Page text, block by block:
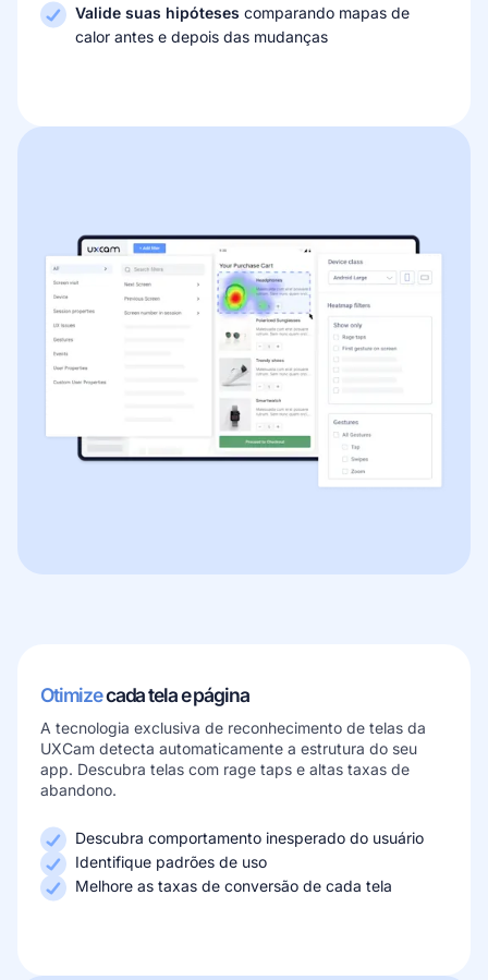
Valide suas hipóteses comparando mapas de
calor antes e depois das mudanças
Otimizecada tela e página
A tecnologia exclusiva de reconhecimento de telas da
UXCam detecta automaticamente a estrutura do seu
app. Descubra telas com rage taps e altas taxas de
abandono.
Descubra comportamento inesperado do usuário
Identifique padrões de uso
Melhore as taxas de conversão de cada tela